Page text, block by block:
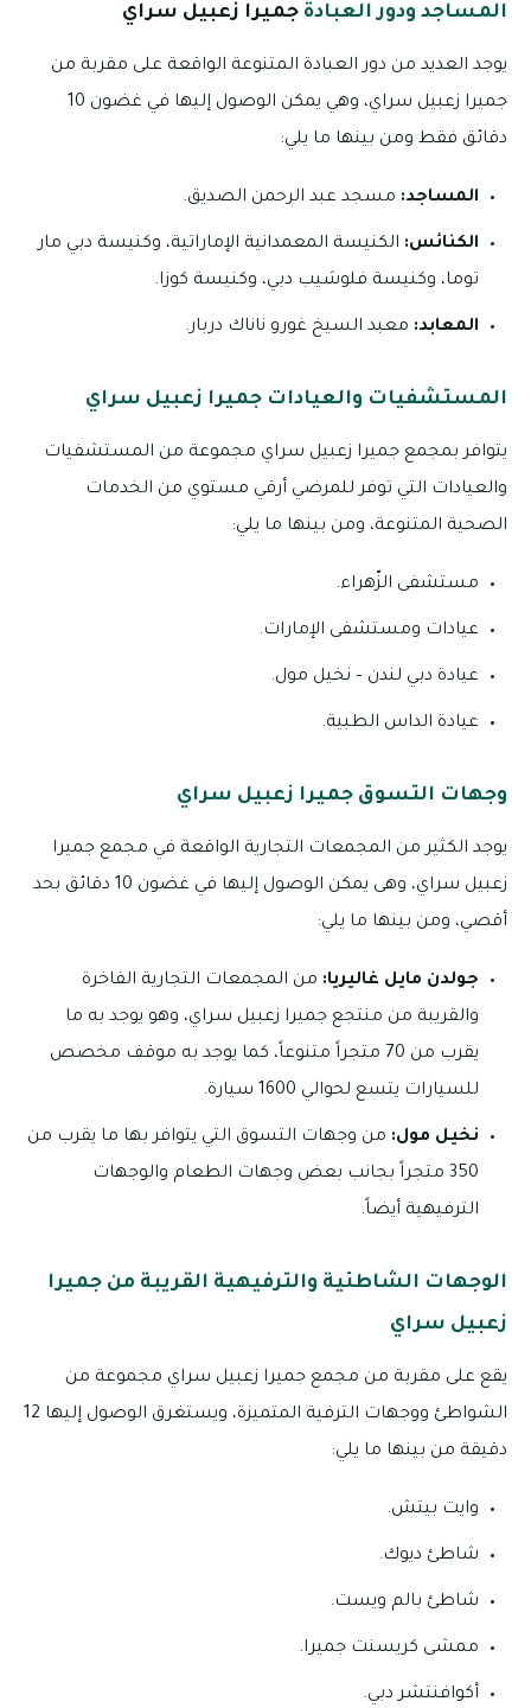
المساجد ودور العبادة جميرا زعبيل سراي
يوجد العديد من دور العبادة المتنوعة الواقعة على مقربة من
جميرا زعبيل سراي، وهي يمكن الوصول إليها في غضون 10
دقائق فقط ومن بينها ما يلي:
المساجد: مسجد عبد الرحمن الصديق.
الكنائس: الكنيسة المعمدانية الإماراتية، وكنيسة دبي مار
توما، وكنيسة فلوشيب دبي، وكنيسة كوزا.
المعابد: معبد السيخ غورو ناناك دربار.
المستشفيات والعيادات جميرا زعبيل سراي
يتوافر بمجمع جميرا زعبيل سراي مجموعة من المستشفيات
والعيادات التي توفر للمرضي أرقي مستوي من الخدمات
الصحية المتنوعة، ومن بينها ما يلي:
مستشفى الزّهراء.
عيادات ومستشفى الإمارات.
عيادة دبي لندن – نخيل مول.
عيادة الداس الطبية.
وجهات التسوق جميرا زعبيل سراي
يوجد الكثير من المجمعات التجارية الواقعة في مجمع جميرا
زعبيل سراي، وهى يمكن الوصول إليها في غضون 10 دقائق بحد
أقصي، ومن بينها ما يلي:
جولدن مايل غاليريا: من المجمعات التجارية الفاخرة
والقريبة من منتجع جميرا زعبيل سراي، وهو يوجد به ما
يقرب من 70 متجراً متنوعاً، كما يوجد به موقف مخصص
للسيارات يتسع لحوالي 1600 سيارة.
نخيل مول: من وجهات التسوق التي يتوافر بها ما يقرب من
350 متجراً بجانب بعض وجهات الطعام والوجهات
الترفيهية أيضاً.
الوجهات الشاطئية والترفيهية القريبة من جميرا
زعبيل سراي
يقع على مقربة من مجمع جميرا زعبيل سراي مجموعة من
الشواطئ ووجهات الترفية المتميزة، ويستغرق الوصول إليها 12
دقيقة من بينها ما يلي:
وايت بيتش.
شاطئ ديوك.
شاطئ بالم ويست.
ممشى كريسنت جميرا.
أكوافنتشر دبي.